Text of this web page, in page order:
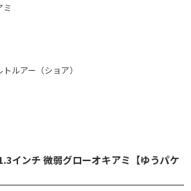
ミ
ルアー（ショア）
インチ 微弱グローオキアミ【ゆうパケ